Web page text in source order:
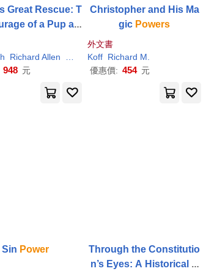
Great Rescue: T
of a Pup an
ity
Richard Allen Finnegan
Nancy Guerrero
948 元
Christopher and His Ma
gic Powers
外文書
Koff Richard M.
優惠價: 454 元
Sin Power
Through the Constitutio
n’s Eyes: A Historical A